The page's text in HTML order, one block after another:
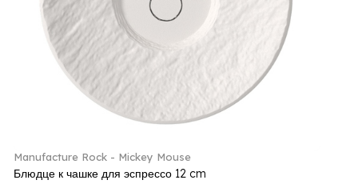
Manufacture Rock - Mickey Mouse
Блюдце к чашке для эспрессо 12 cm